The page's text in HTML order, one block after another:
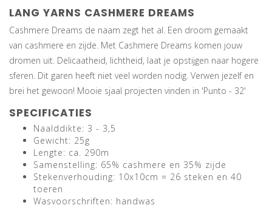
LANG YARNS CASHMERE DREAMS
Cashmere Dreams de naam zegt het al. Een droom gemaakt
van cashmere en zijde. Met Cashmere Dreams komen jouw
dromen uit. Delicaatheid, lichtheid, laat je opstijgen naar hogere
sferen. Dit garen heeft niet veel worden nodig. Verwen jezelf en
brei het gewoon! Mooie sjaal projecten vinden in 'Punto - 32'
SPECIFICATIES
Naalddikte: 3 - 3,5
Gewicht: 25g
Lengte: ca. 290m
Samenstelling: 65% cashmere en 35% zijde
Stekenverhouding: 10x10cm = 26 steken en 40
toeren
Wasvoorschriften: handwas